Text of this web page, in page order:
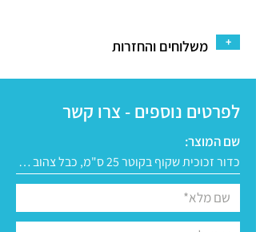
משלוחים והחזרות +
לפרטים נוספים - צרו קשר
שם המוצר: